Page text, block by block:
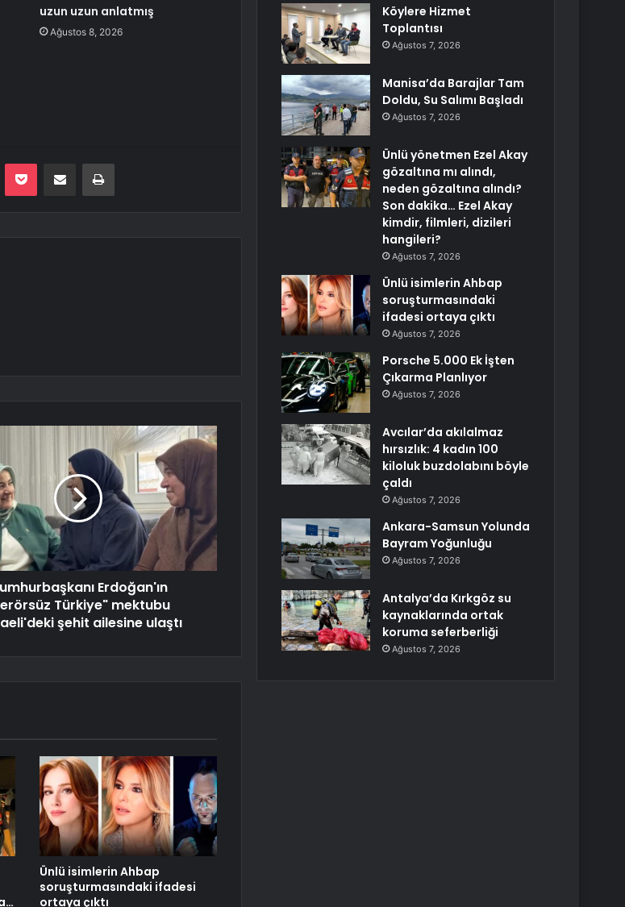
uzun uzun anlatmış
Ağustos 8, 2026
Pocket E-Posta ile paylaş Yazdır
Erdoğan'ın
Türkiye" mektubu
şehit ailesine ulaştı
Ünlü isimlerin Ahbap
soruşturmasındaki ifadesi
ortaya çıktı
Köylere Hizmet
Toplantısı
Ağustos 7, 2026
Manisa’da Barajlar Tam
Doldu, Su Salımı Başladı
Ağustos 7, 2026
Ünlü yönetmen Ezel Akay
gözaltına mı alındı,
neden gözaltına alındı?
Son dakika… Ezel Akay
kimdir, filmleri, dizileri
hangileri?
Ağustos 7, 2026
Ünlü isimlerin Ahbap
soruşturmasındaki
ifadesi ortaya çıktı
Ağustos 7, 2026
Porsche 5.000 Ek İşten
Çıkarma Planlıyor
Ağustos 7, 2026
Avcılar’da akılalmaz
hırsızlık: 4 kadın 100
kiloluk buzdolabını böyle
çaldı
Ağustos 7, 2026
Ankara-Samsun Yolunda
Bayram Yoğunluğu
Ağustos 7, 2026
Antalya’da Kırkgöz su
kaynaklarında ortak
koruma seferberliği
Ağustos 7, 2026